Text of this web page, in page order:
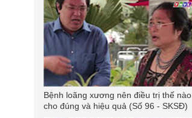
Bệnh loãng xương nên điều trị thế nào
cho đúng và hiệu quả (Số 96 - SKSĐ)